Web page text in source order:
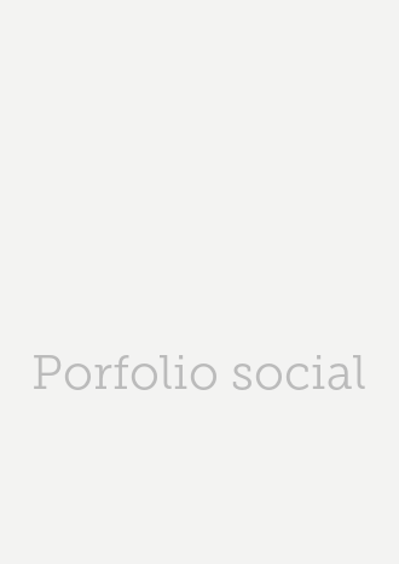
Porfolio social